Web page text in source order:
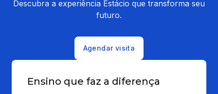
Descubra a experiência Estácio que transforma seu
futuro.
Agendar visita
Ensino que faz a diferença